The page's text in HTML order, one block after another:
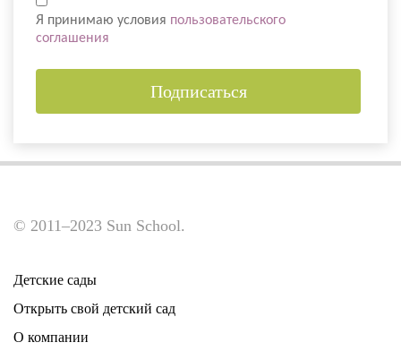
Я принимаю условия пользовательского
соглашения
Подписаться
© 2011–2023 Sun School.
Детские сады
Открыть свой детский сад
О компании